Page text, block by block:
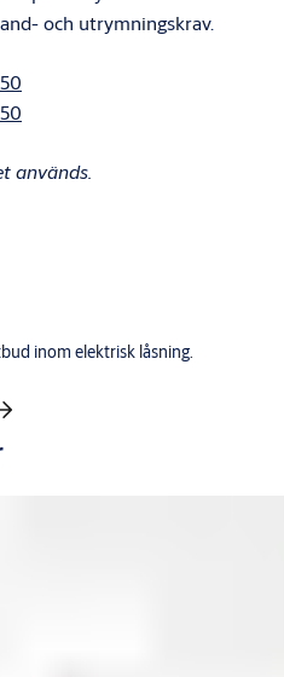
och utrymningskrav.
används.
inom elektrisk låsning.